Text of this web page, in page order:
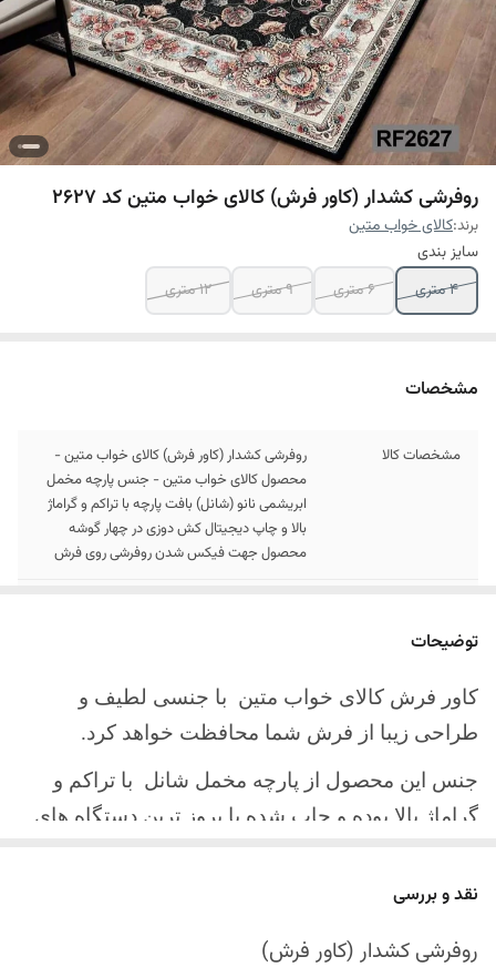
روفرشی کشدار (کاور فرش) کالای خواب متین کد 2627
برند:کالای خواب متین
سایز بندی
4 متری
6 متری 9 متری 12 متری
مشخصات
مشخصات کالا
روفرشی کشدار (کاور فرش) کالای خواب متین -
محصول کالای خواب متین - جنس پارچه مخمل
ابریشمی نانو (شانل) بافت پارچه با تراکم و گراماژ
بالا و چاپ دیجیتال کش دوزی در چهار گوشه
محصول جهت فیکس شدن روفرشی روی فرش
ارسال کالا
آینده
توضیحات
کاور فرش کالای خواب متین با جنسی لطیف و
طراحی زیبا از فرش شما محافظت خواهد کرد.
جنس این محصول از پارچه مخمل شانل با تراکم و
گراماژ بالا بوده و چاپ شده با بروز ترین دستگاه های
چهار گوشه این محصول با کش باکیفیت دوخته‌شده
نقد و بررسی
روفرشی کشدار (کاور فرش)